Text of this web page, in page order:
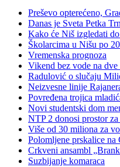
Preševo opterećeno,
Danas je Sveta Petka
Kako će Niš izgledati
Školarcima u Nišu po
Vremenska prognoza
Vikend bez vode na
Radulović o slučaju
Neizvesne linije
Povređena trojica
Novi studentski dom
NTP 2 donosi prostor
Više od 30 miliona za
Polomljene prskalice na
Crkveni ansambl
Suzbijanje komaraca